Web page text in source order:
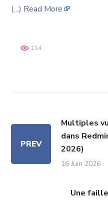
(…) Read More
114
PREV
Multiples
dans
2026)
16 Juin 2026
Une